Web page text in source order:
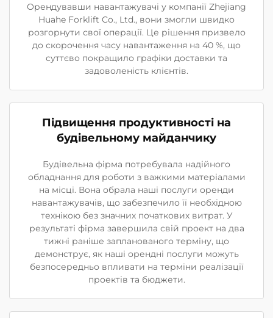
Орендувавши навантажувачі у компанії Zhejiang
Huahe Forklift Co., Ltd., вони змогли швидко
розгорнути свої операції. Це рішення призвело
до скорочення часу навантаження на 40 %, що
суттєво покращило графіки доставки та
задоволеність клієнтів.
Підвищення продуктивності на
будівельному майданчику
Будівельна фірма потребувала надійного
обладнання для роботи з важкими матеріалами
на місці. Вона обрала наші послуги оренди
навантажувачів, що забезпечило її необхідною
технікою без значних початкових витрат. У
результаті фірма завершила свій проект на два
тижні раніше запланованого терміну, що
демонструє, як наші орендні послуги можуть
безпосередньо впливати на терміни реалізації
проектів та бюджети.